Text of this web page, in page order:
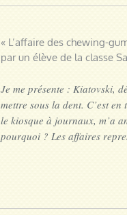
« L’affaire des chewing-
par un élève de la classe
Je me présente : Kiatovski,
mettre sous la dent. C’est
le kiosque à journaux, m’a
pourquoi ? Les affaires